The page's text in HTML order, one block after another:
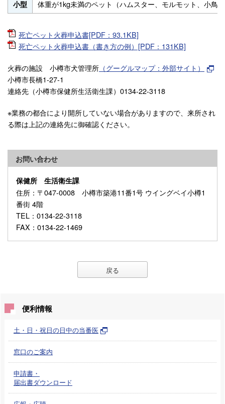
小型 体重が1kg未満のペット（ハムスター、モルモット、小鳥
死亡ペット火葬申込書[PDF：93.1KB]
死亡ペット火葬申込書（書き方の例）[PDF：131KB]
火葬の施設 小樽市犬管理所 （グーグルマップ：外部サイト）
小樽市長橋1-27-1
連絡先（小樽市保健所生活衛生課）0134-22-3118
※業務の都合により開所していない場合がありますので、来所され
る際は上記の連絡先に御確認ください。
お問い合わせ
保健所 生活衛生課
住所 ：〒047-0008 小樽市築港11番1号 ウイングベイ小樽1
番街 4階
TEL ：0134-22-3118
FAX ：0134-22-1469
戻る
便利情報
土・日・祝日の日中の当番医
窓口のご案内
申請書・
届出書ダウンロード